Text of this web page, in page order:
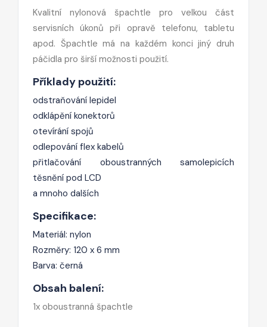
Kvalitní nylonová špachtle pro velkou část
servisních úkonů při opravě telefonu, tabletu
apod. Špachtle má na každém konci jiný druh
páčidla pro širší možnosti použití.
Příklady použití:
odstraňování lepidel
odklápění konektorů
otevírání spojů
odlepování flex kabelů
přitlačování oboustranných samolepicích
těsnění pod LCD
a mnoho dalších
Specifikace:
Materiál: nylon
Rozměry: 120 x 6 mm
Barva: černá
Obsah balení:
1x oboustranná špachtle